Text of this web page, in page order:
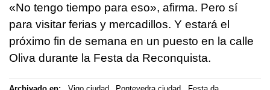
«No tengo tiempo para eso», afirma. Pero sí
para visitar ferias y mercadillos. Y estará el
próximo fin de semana en un puesto en la calle
Oliva durante la Festa da Reconquista.